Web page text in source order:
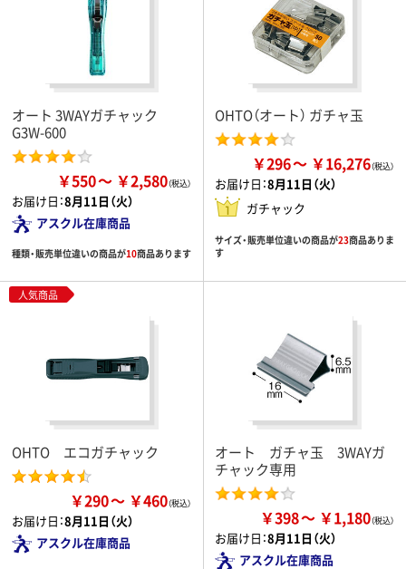
オート 3WAYガチャック
G3W-600
￥550 ￥2,580
お届け日：8月11日（火）
アスクル在庫商品
種類・販売単位違いの商品が10商品あります
OHTO（オート） ガチャ玉
￥296 ￥16,276
お届け日：8月11日（火）
ガチャック
サイズ・販売単位違いの商品が23商品ありま
す
人気商品
OHTO エコガチャック
￥290 ￥460
お届け日：8月11日（火）
アスクル在庫商品
オート ガチャ玉 3WAYガ
チャック専用
￥398 ￥1,180
お届け日：8月11日（火）
アスクル在庫商品